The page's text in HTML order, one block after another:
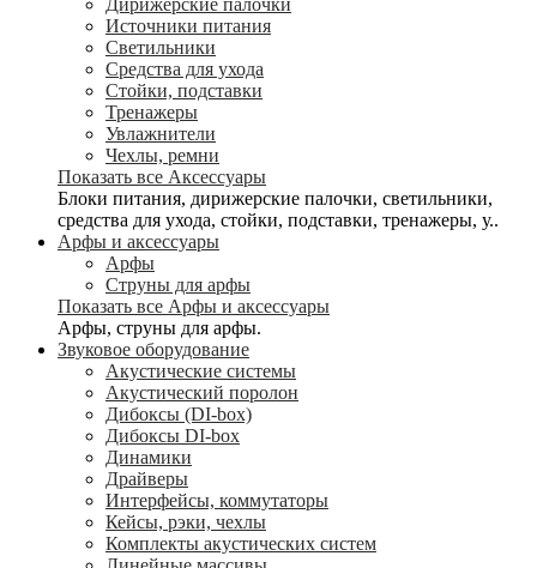
Дирижерские палочки
Источники питания
Светильники
Средства для ухода
Стойки, подставки
Тренажеры
Увлажнители
Чехлы, ремни
Показать все Аксессуары
Блоки питания, дирижерские палочки, светильники,
средства для ухода, стойки, подставки, тренажеры, у..
Арфы и аксессуары
Арфы
Струны для арфы
Показать все Арфы и аксессуары
Арфы, струны для арфы.
Звуковое оборудование
Акустические системы
Акустический поролон
Дибоксы (DI-box)
Дибоксы DI-box
Динамики
Драйверы
Интерфейсы, коммутаторы
Кейсы, рэки, чехлы
Комплекты акустических систем